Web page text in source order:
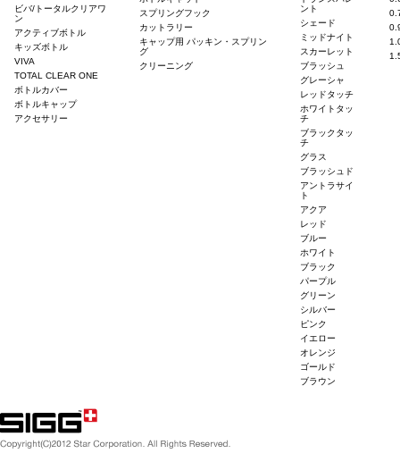
ビバ/トータルクリアワ
ン
アクティブボトル
キッズボトル
VIVA
TOTAL CLEAR ONE
ボトルカバー
ボトルキャップ
アクセサリー
スプリングフック
カットラリー
キャップ用 パッキン・スプリン
グ
クリーニング
ント
シェード
ミッドナイト
スカーレット
ブラッシュ
グレーシャ
レッドタッチ
ホワイトタッ
チ
ブラックタッ
チ
グラス
ブラッシュド
アントラサイ
ト
アクア
レッド
ブルー
ホワイト
ブラック
パープル
グリーン
シルバー
ピンク
イエロー
オレンジ
ゴールド
ブラウン